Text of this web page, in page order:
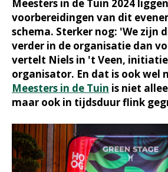
Meesters in de Tuin 2024
voorbereidingen van dit
schema. Sterker nog: 'We zijn
verder in de organisatie dan
vertelt Niels in 't Veen,
organisator. En dat is ook wel
Meesters in de Tuin is niet
maar ook in tijdsduur flink